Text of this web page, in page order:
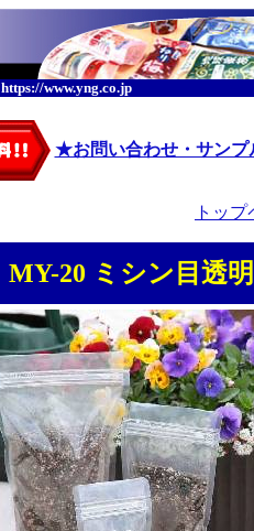
https://www.yng.co.jp
★お問い合わせ・サンプ
トッ
MY-20 ミシン目透